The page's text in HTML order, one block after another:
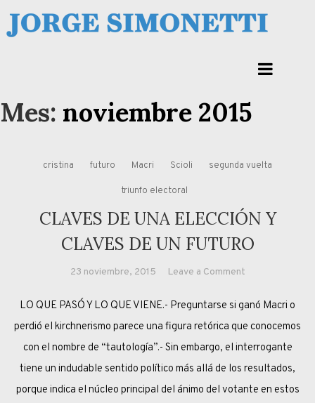
to
Jorge Eduardo Simonetti
Mes: noviembre 2015
cristina futuro Macri Scioli segunda vuelta
triunfo electoral
CLAVES DE UNA ELECCIÓN Y
CLAVES DE UN FUTURO
23 noviembre, 2015 Leave a Commenton
DE
UNA
ELECCIÓN
DE
LO QUE PASÓ Y LO QUE VIENE.- Preguntarse si ganó Macri o
perdió el kirchnerismo parece una figura retórica que conocemos
con el nombre de “tautología”.- Sin embargo, el interrogante
tiene un indudable sentido político más allá de los resultados,
porque indica el núcleo principal del ánimo del votante en estos